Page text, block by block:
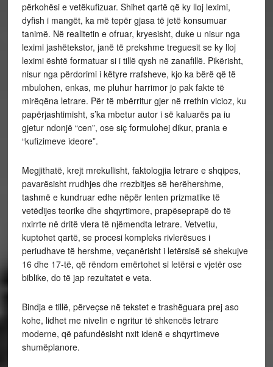
përkohësi e vetëkufizuar. Shihet qartë që ky lloj leximi,
dyfish i mangët, ka më tepër gjasa të jetë konsumuar
tanimë. Në realitetin e ofruar, kryesisht, duke u nisur nga
leximi jashëtekstor, janë të prekshme treguesit se ky lloj
leximi është formatuar si i tillë qysh në zanafillë. Pikërisht,
nisur nga përdorimi i këtyre rrafsheve, kjo ka bërë që të
mbulohen, enkas, me pluhur harrimor jo pak fakte të
mirëqëna letrare. Për të mbërritur gjer në rrethin vicioz, ku
papërjashtimisht, s’ka mbetur autor i së kaluarës pa iu
gjetur ndonjë “cen”, ose siç formulohej dikur, prania e
“kufizimeve ideore”.
Megjithatë, krejt mrekullisht, faktologjia letrare e shqipes,
pavarësisht rrudhjes dhe rrezbitjes së herëhershme,
tashmë e kundruar edhe nëpër lenten prizmatike të
vetëdijes teorike dhe shqyrtimore, prapëseprapë do të
nxirrte në dritë vlera të njëmendta letrare. Vetvetiu,
kuptohet qartë, se procesi kompleks rivlerësues i
periudhave të hershme, veçanërisht i letërsisë së shekujve
16 dhe 17-të, që rëndom emërtohet si letërsi e vjetër ose
biblike, do të jap rezultatet e veta.
Bindja e tillë, përveçse në tekstet e trashëguara prej aso
kohe, lidhet me nivelin e ngritur të shkencës letrare
moderne, që pafundësisht nxit idenë e shqyrtimeve
shumëplanore.